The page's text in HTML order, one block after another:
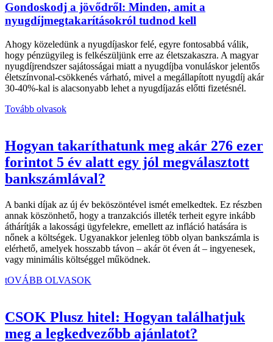
Gondoskodj a jövődről: Minden, amit a
nyugdíjmegtakarításokról tudnod kell
Ahogy közeledünk a nyugdíjaskor felé, egyre fontosabbá válik,
hogy pénzügyileg is felkészüljünk erre az életszakaszra. A magyar
nyugdíjrendszer sajátosságai miatt a nyugdíjba vonuláskor jelentős
életszínvonal-csökkenés várható, mivel a megállapított nyugdíj akár
30-40%-kal is alacsonyabb lehet a nyugdíjazás előtti fizetésnél.
Tovább olvasok
Hogyan takaríthatunk meg akár 276 ezer
forintot 5 év alatt egy jól megválasztott
bankszámlával?
A banki díjak az új év beköszöntével ismét emelkedtek. Ez részben
annak köszönhető, hogy a tranzakciós illeték terheit egyre inkább
áthárítják a lakossági ügyfelekre, emellett az infláció hatására is
nőnek a költségek. Ugyanakkor jelenleg több olyan bankszámla is
elérhető, amelyek hosszabb távon – akár öt éven át – ingyenesek,
vagy minimális költséggel működnek.
tOVÁBB OLVASOK
CSOK Plusz hitel: Hogyan találhatjuk
meg a legkedvezőbb ajánlatot?